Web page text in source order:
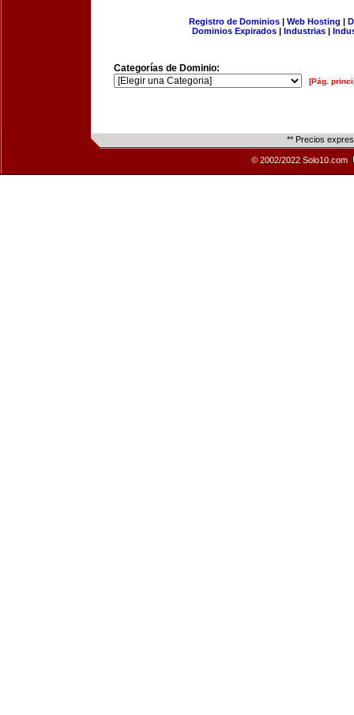
Registro de Dominios| Web Hosting |
Dominios Expirados | Industrias |
Categorías de Dominio:
[Pág.
** Precios
© 2002/2022 Solo10.com